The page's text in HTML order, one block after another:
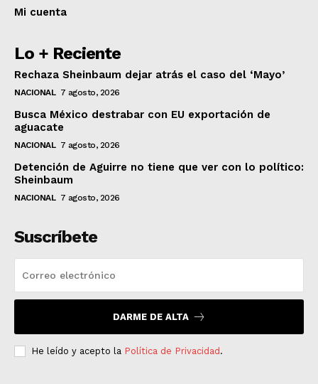
Mi cuenta
Lo + Reciente
Rechaza Sheinbaum dejar atrás el caso del ‘Mayo’
NACIONAL 7 agosto, 2026
Busca México destrabar con EU exportación de
aguacate
NACIONAL 7 agosto, 2026
Detención de Aguirre no tiene que ver con lo político:
Sheinbaum
NACIONAL 7 agosto, 2026
Suscríbete
DARME DE ALTA
He leído y acepto la Política de Privacidad .